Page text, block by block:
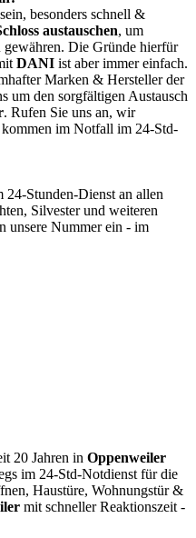
besonders schnell &
austauschen, um
Die Gründe hierfür
DANI ist aber immer einfach.
Marken & Hersteller der
um den sorgfältigen Austausch
. Rufen Sie uns an, wir
im Notfall im 24-Std-
Stunden-Dienst an allen
Silvester und weiteren
unsere Nummer ein - im
20 Jahren in Oppenweiler
im 24-Std-Notdienst für die
Haustüre, Wohnungstür &
mit schneller Reaktionszeit -